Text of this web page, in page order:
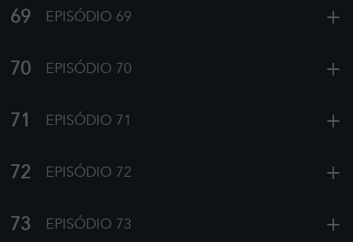
69 EPISÓDIO 69 +
70 EPISÓDIO 70 +
71 EPISÓDIO 71 +
72 EPISÓDIO 72 +
73 EPISÓDIO 73 +